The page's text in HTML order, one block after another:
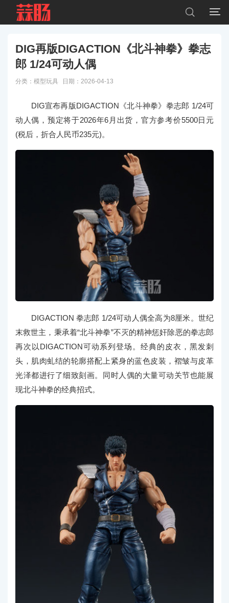


DIG再版DIGACTION《北斗神拳》拳志
郎 1/24可动人偶
分类： 模型玩具 日期：2026-04-13
DIG宣布再版DIGACTION《北斗神拳》拳志郎 1/24可
动人偶，预定将于2026年6月出货，官方参考价5500日元
(税后，折合人民币235元)。
DIGACTION 拳志郎 1/24可动人偶全高为8厘米。世纪
末救世主，秉承着“北斗神拳”不灭的精神惩奸除恶的拳志郎
再次以DIGACTION可动系列登场。经典的皮衣，黑发刺
头，肌肉虬结的轮廓搭配上紧身的蓝色皮装，褶皱与皮革
光泽都进行了细致刻画。同时人偶的大量可动关节也能展
现北斗神拳的经典招式。